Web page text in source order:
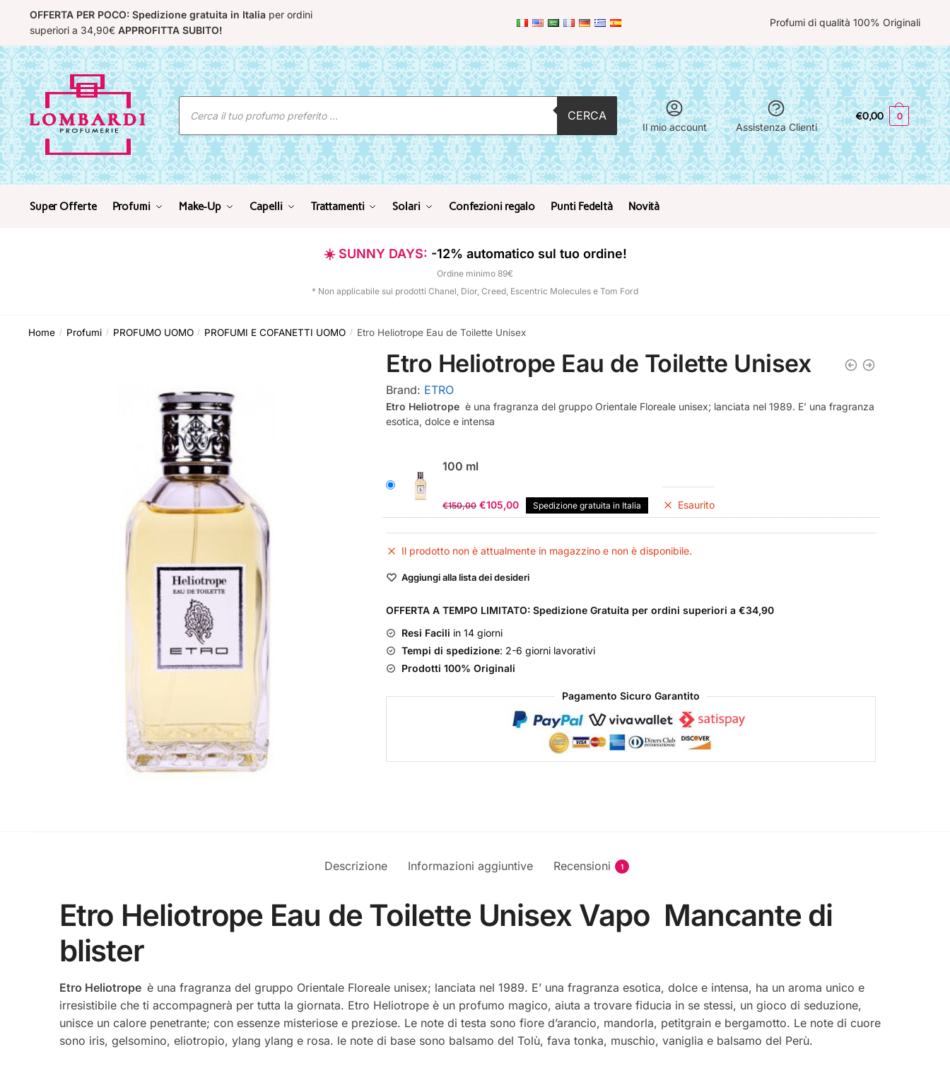
navigation
content
OFFERTA PER POCO: Spedizione gratuita in Italia per ordini
superiori a 34,90€ APPROFITTA SUBITO!
Profumi di qualità 100% Originali
Ricerca
prodotti
CERCA
Il mio account Assistenza Clienti
€0,00 0
Super Offerte Profumi Make-Up Capelli Trattamenti Solari Confezioni regalo Punti Fedeltà Novità
☀️ SUNNY DAYS: -12% automatico sul tuo ordine!
Ordine minimo 89€
* Non applicabile sui prodotti Chanel, Dior, Creed, Escentric Molecules e Tom Ford
Home / Profumi / PROFUMO UOMO / PROFUMI E COFANETTI UOMO / Etro Heliotrope Eau de Toilette Unisex
Etro Heliotrope Eau de Toilette Unisex
Brand: ETRO
Etro Heliotrope è una fragranza del gruppo Orientale Floreale unisex; lanciata nel 1989. E’ una fragranza
esotica, dolce e intensa
100 ml
€150,00 Il
prezzo
originale
era:
€105,00Il
prezzo
attuale
è:
Spedizione gratuita in Italia Esaurito
Il prodotto non è attualmente in magazzino e non è disponibile.
Aggiungi alla lista dei desideri
OFFERTA A TEMPO LIMITATO: Spedizione Gratuita per ordini superiori a €34,90
Resi Facili in 14 giorni
Tempi di spedizione: 2-6 giorni lavorativi
Prodotti 100% Originali
Pagamento Sicuro Garantito
Descrizione Informazioni aggiuntive Recensioni 1
Etro Heliotrope Eau de Toilette Unisex Vapo Mancante di
blister
Etro Heliotrope è una fragranza del gruppo Orientale Floreale unisex; lanciata nel 1989. E’ una fragranza esotica, dolce e intensa, ha un aroma unico e
irresistibile che ti accompagnerà per tutta la giornata. Etro Heliotrope è un profumo magico, aiuta a trovare fiducia in se stessi, un gioco di seduzione,
unisce un calore penetrante; con essenze misteriose e preziose. Le note di testa sono fiore d’arancio, mandorla, petitgrain e bergamotto. Le note di cuore
sono iris, gelsomino, eliotropio, ylang ylang e rosa. le note di base sono balsamo del Tolù, fava tonka, muschio, vaniglia e balsamo del Perù.